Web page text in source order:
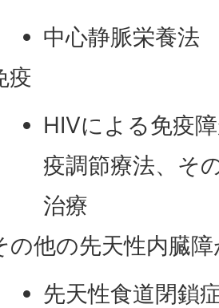
中心静脈栄養法
疫
HIVによる免疫
疫調節療法、そ
治療
の他の先天性内臓
先天性食道閉鎖